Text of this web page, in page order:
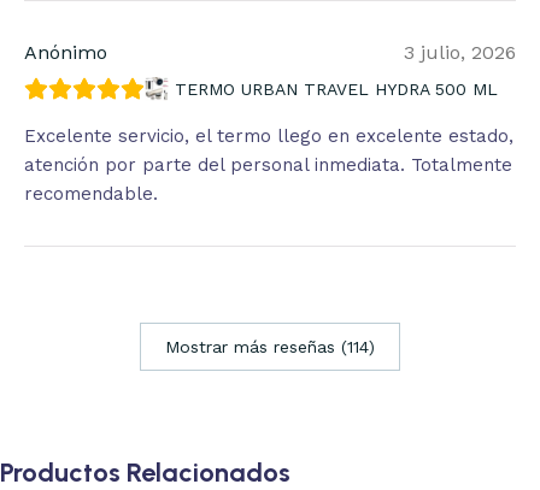
Anónimo 3 julio, 2026
TERMO URBAN TRAVEL HYDRA 500 ML
Excelente servicio, el termo llego en excelente estado,
atención por parte del personal inmediata. Totalmente
recomendable.
Mostrar más reseñas (114)
Productos Relacionados